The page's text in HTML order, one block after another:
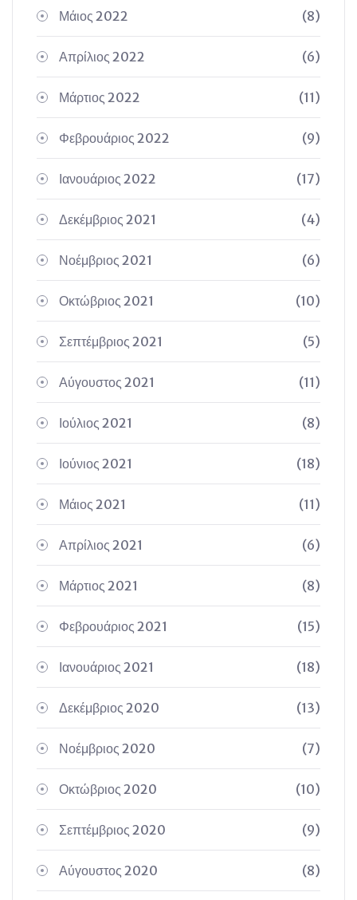
Μάιος 2022 (8)
Απρίλιος 2022 (6)
Μάρτιος 2022 (11)
Φεβρουάριος 2022 (9)
Ιανουάριος 2022 (17)
Δεκέμβριος 2021 (4)
Νοέμβριος 2021 (6)
Οκτώβριος 2021 (10)
Σεπτέμβριος 2021 (5)
Αύγουστος 2021 (11)
Ιούλιος 2021 (8)
Ιούνιος 2021 (18)
Μάιος 2021 (11)
Απρίλιος 2021 (6)
Μάρτιος 2021 (8)
Φεβρουάριος 2021 (15)
Ιανουάριος 2021 (18)
Δεκέμβριος 2020 (13)
Νοέμβριος 2020 (7)
Οκτώβριος 2020 (10)
Σεπτέμβριος 2020 (9)
Αύγουστος 2020 (8)